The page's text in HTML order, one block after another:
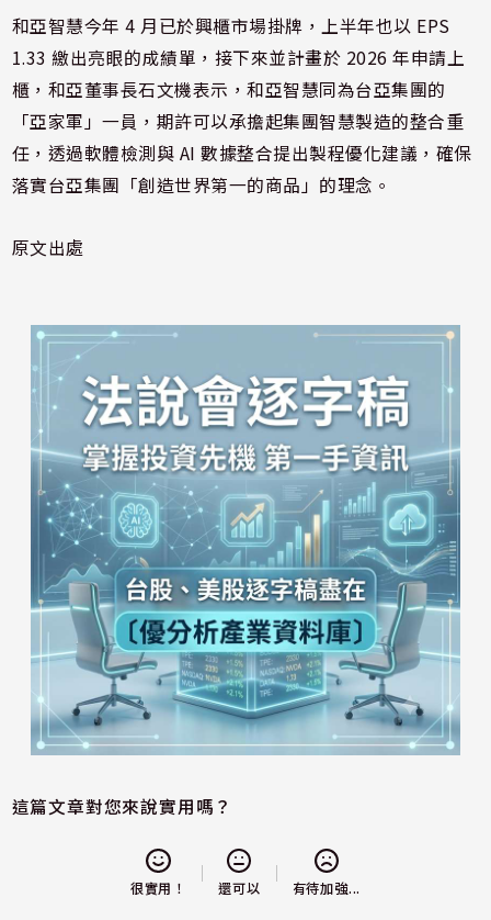
和亞智慧今年 4 月已於興櫃市場掛牌，上半年也以 EPS
1.33 繳出亮眼的成績單，接下來並計畫於 2026 年申請上
櫃，和亞董事長石文機表示，和亞智慧同為台亞集團的
「亞家軍」一員，期許可以承擔起集團智慧製造的整合重
任，透過軟體檢測與 AI 數據整合提出製程優化建議，確保
落實台亞集團「創造世界第一的商品」的理念。
原文出處
這篇文章對您來說實用嗎？
很實用！ 還可以 有待加強...